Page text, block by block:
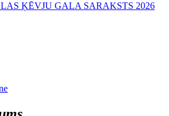
ĶĒVJU GALA SARAKSTS 2026